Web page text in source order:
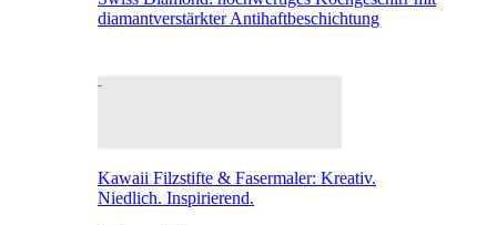
diamantverstärkter Antihaftbeschichtung
Kawaii Filzstifte & Fasermaler: Kreativ.
Niedlich. Inspirierend.